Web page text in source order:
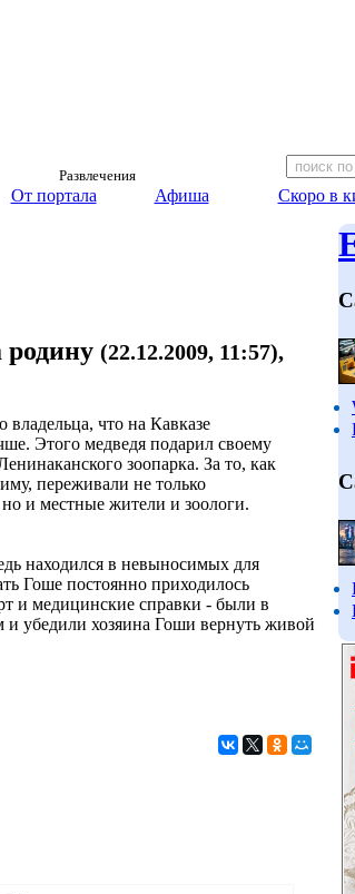
Развлечения
От портала Афиша Скоро в
(22.12.2009, 11:57),
владельца, что на Кавказе
Этого медведя подарил своему
зоопарка. За то, как
переживали не только
и местные жители и зоологи.
находился в невыносимых для
Гоше постоянно приходилось
и медицинские справки - были в
убедили хозяина Гоши вернуть живой